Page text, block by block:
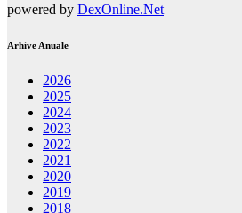
powered by DexOnline.Net
Arhive Anuale
2026
2025
2024
2023
2022
2021
2020
2019
2018